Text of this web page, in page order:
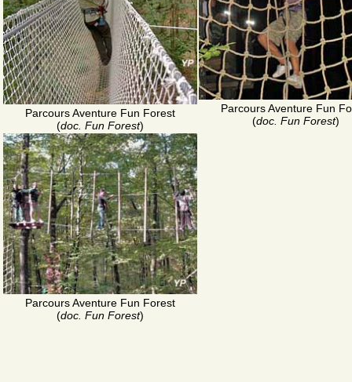
Parcours Aventure Fun Forest
(doc. Fun Forest)
Parcours Aventure Fun
(doc. Fun Forest)
Parcours Aventure Fun Forest
(doc. Fun Forest)